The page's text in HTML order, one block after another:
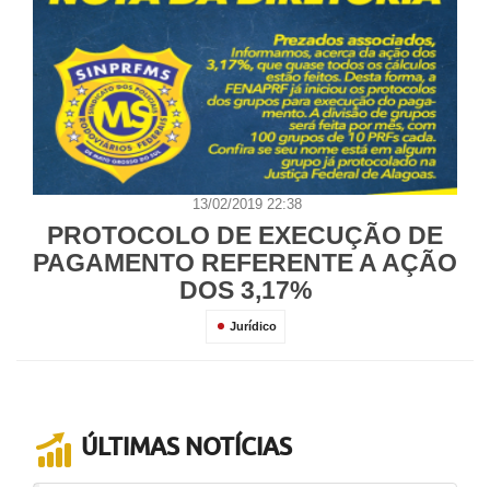
13/02/2019 22:38
PROTOCOLO DE EXECUÇÃO DE
PAGAMENTO REFERENTE A AÇÃO
DOS 3,17%
Jurídico
ÚLTIMAS NOTÍCIAS